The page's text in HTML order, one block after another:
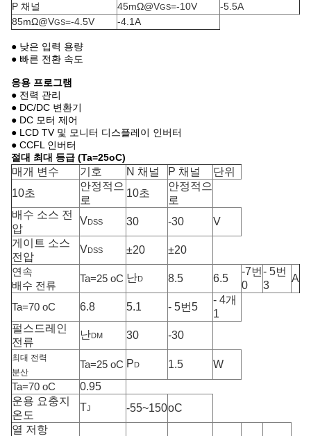
P 채널
45mΩ@VGS=-10V
-5.5A
85mΩ@VGS=-4.5V -4.1A
● 낮은 입력 용량
● 빠른 전환 속도
응용 프로그램
● 전력 관리
● DC/DC 변환기
● DC 모터 제어
● LCD TV 및 모니터 디스플레이 인버터
● CCFL 인버터
절대 최대 등급 (Ta=25oC)
매개 변수 기호 N 채널 P 채널
단위
10초
안정적으
로
10초
안정적으
로
배수 소스 전
압
VDSS 30 -30
V
게이트 소스
전압
VDSS ±20 ±20
연속
배수 전류
Ta=25 oC 난D 8.5 6.5
-7번
0
- 5번
3
A
Ta=70 oC 6.8 5.1 - 5번5
- 4개
1
펄스드레인
전류
난DM 30 -30
최대 전력
분산
Ta=25 oC PD 1.5 W
Ta=70 oC
0.95
운용 요충지
온도
TJ -55~150oC
열 저항